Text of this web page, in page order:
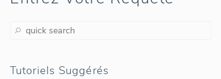
Tutoriels Suggérés